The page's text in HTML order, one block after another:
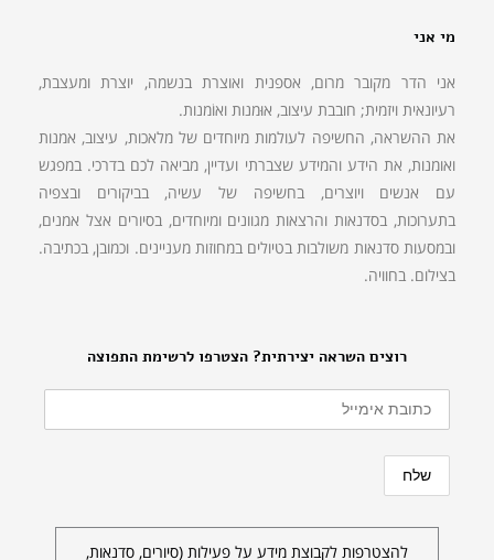
רוצים השראה יצירתית? הצטרפו לרשימת התפוצה
להצטרפות לקבוצת מידע על פעילות (סיורים, סדנאות,
מי אני
אני הדר מקובר מרום, אספנית ואוצרת בנשמה, יוצרת ומעצבת,
רעיונאית ויזמית; חובבת עיצוב, אוּמנות ואוֹמנות.
את ההשראה, החשיפה לעולמות מיוחדים של מלאכות, עיצוב, אמנות
ואומנות, את הידע והמידע שצברתי ועדיין, מביאה לכם בדרכי. במפגש
עם אנשים ויוצרים, בחשיפה של עשיה, בביקורים ובצפיה
בתערוכות, בסדנאות והרצאות מגוונים ומיוחדים, בסיורים אצל אמנים,
ובמסעות סדנאות משולבות בטיולים במחוזות מעניינים. וכמובן, בכתיבה.
בצילום. בחוויה.